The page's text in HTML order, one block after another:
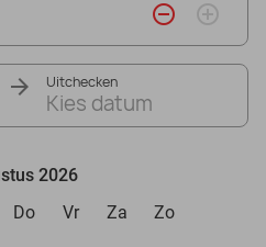
remove_circle_outline add_circle_outline
Uitchecken
Kies datum
2026
Do Vr Za Zo